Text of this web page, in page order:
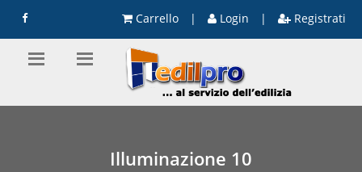
Carrello | Login | Registrati
Illuminazione 10